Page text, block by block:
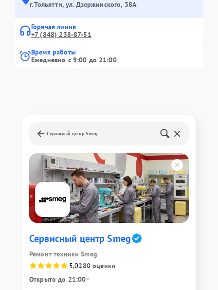
г. Тольятти, ул. Дзержинского, 38А
Горячая линия
+7 (848) 238-87-51
Время работы
Ежедневно с 9:00 до 21:00
Сервисный центр Smeg
Сервисный центр Smeg
Ремонт техники Smeg
5,0280 оценки
Открыто до 21:00